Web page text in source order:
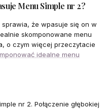
Menu Simple nr 2?
że wpasuje się on w
skomponowane menu
o czym więcej przeczytacie
idealne menu
nr 2. Połączenie głębokiej